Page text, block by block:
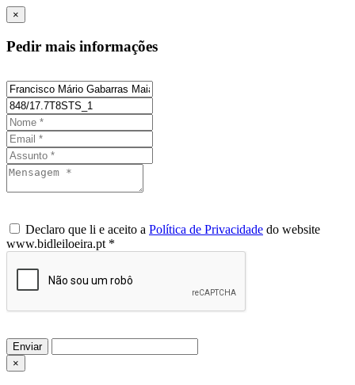
×
Pedir mais informações
Declaro que li e aceito a Política de Privacidade do website
www.bidleiloeira.pt *
Enviar
×